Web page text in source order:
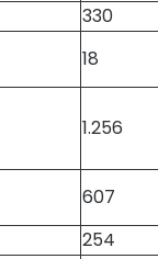
330
18
1.256
607
254